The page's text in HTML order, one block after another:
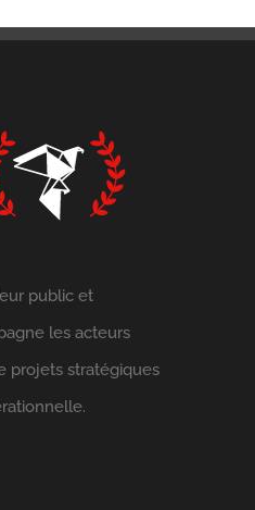
public et
les acteurs
projets stratégiques